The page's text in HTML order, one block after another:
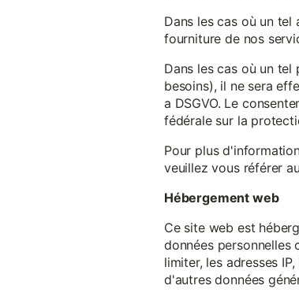
Dans les cas où un
fourniture de nos
Dans les cas où un
besoins), il ne sera
a DSGVO. Le
fédérale sur la
Pour plus
veuillez vous référer
Hébergement web
Ce site web est
données personnelles
limiter, les adresses
d'autres données